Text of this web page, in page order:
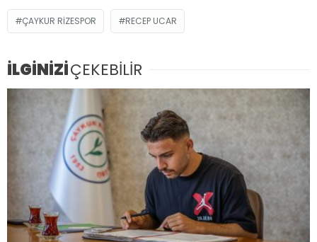
ÇAYKUR RIZESPOR RECEP UCAR
İLGİNİZİÇEKEBİLİR